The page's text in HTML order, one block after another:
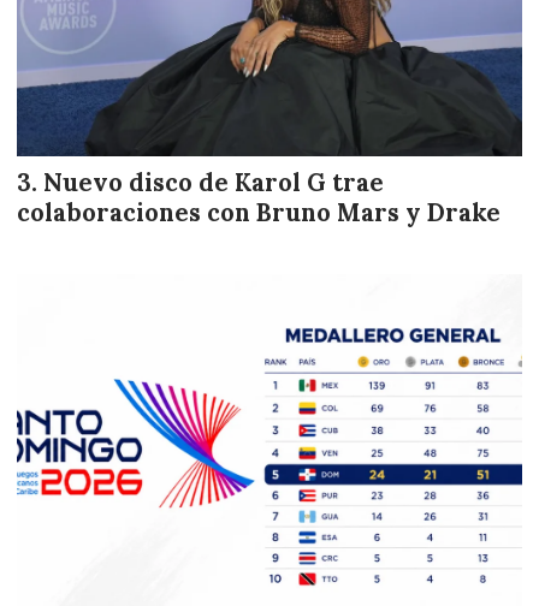
Nuevo disco de Karol G trae
colaboraciones con Bruno Mars y Drake